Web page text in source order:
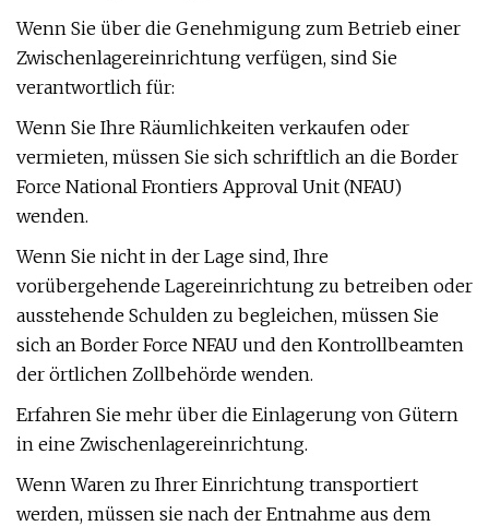
Wenn Sie über die Genehmigung zum Betrieb einer
Zwischenlagereinrichtung verfügen, sind Sie
verantwortlich für:
Wenn Sie Ihre Räumlichkeiten verkaufen oder
vermieten, müssen Sie sich schriftlich an die Border
Force National Frontiers Approval Unit (NFAU)
wenden.
Wenn Sie nicht in der Lage sind, Ihre
vorübergehende Lagereinrichtung zu betreiben oder
ausstehende Schulden zu begleichen, müssen Sie
sich an Border Force NFAU und den Kontrollbeamten
der örtlichen Zollbehörde wenden.
Erfahren Sie mehr über die Einlagerung von Gütern
in eine Zwischenlagereinrichtung.
Wenn Waren zu Ihrer Einrichtung transportiert
werden, müssen sie nach der Entnahme aus dem